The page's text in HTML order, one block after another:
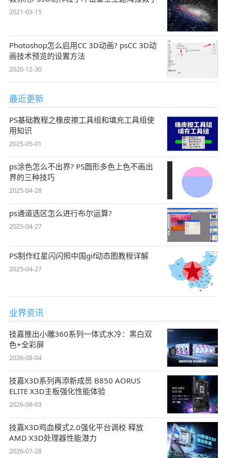
2021-03-15
Photoshop怎么启用CC 3D动画? psCC 3D动
画技术预览的设置方法
2020-12-30
最近更新
PS基础教程之橡皮擦工具组和填充工具组使
用知识
2025-05-01
ps涂色怎么不出界? PS圆形多色上色不画出
界的三种技巧
2025-04-28
ps通道选区怎么进行布尔运算?
2025-04-27
PS制作红星闪闪照中国gif动态图教程详解
2025-04-27
业界资讯
技嘉推出小雕360系列一体式水冷：黑白双
色+全彩屏
2026-08-04
技嘉X3D系列再添新成员 B850 AORUS
ELITE X3D主板强化性能体验
2026-08-03
技嘉X3D鸡血模式2.0强化平台调校 释放
AMD X3D处理器性能潜力
2026-07-28